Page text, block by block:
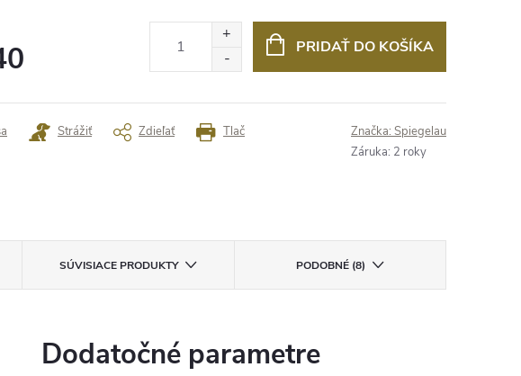
PRIDAŤ DO KOŠÍKA
Tlač
Strážiť Zdieľať Značka: Spiegelau
Záruka: 2 roky
SÚVISIACE PRODUKTY PODOBNÉ (8)
Dodatočné parametre